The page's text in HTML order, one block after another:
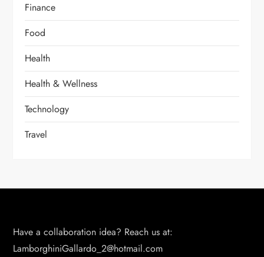
Finance
Food
Health
Health & Wellness
Technology
Travel
Have a collaboration idea? Reach us at:
LamborghiniGallardo_2@hotmail.com